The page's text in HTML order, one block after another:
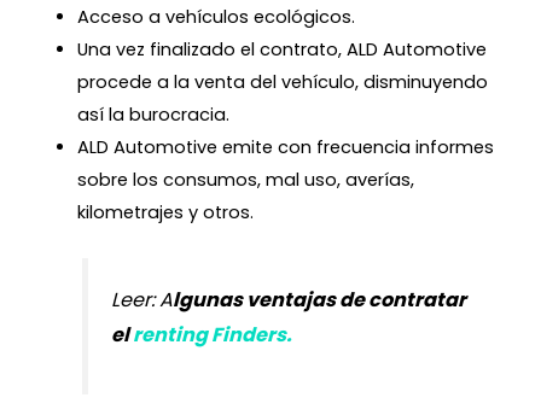
Acceso a vehículos ecológicos.
Una vez finalizado el contrato, ALD Automotive
procede a la venta del vehículo, disminuyendo
así la burocracia.
ALD Automotive emite con frecuencia informes
sobre los consumos, mal uso, averías,
kilometrajes y otros.
Leer: Algunas ventajas de contratar
elrenting Finders.